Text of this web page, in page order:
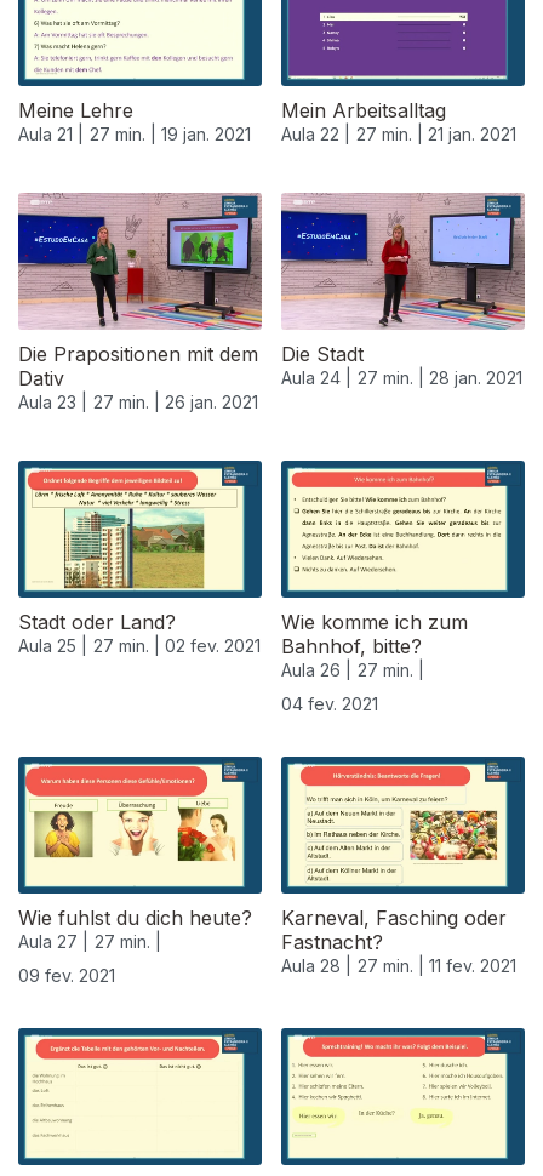
Meine Lehre
Aula 21 | 27 min. | 19 jan. 2021
Mein Arbeitsalltag
Aula 22 | 27 min. | 21 jan. 2021
Die Prapositionen mit dem
Dativ
Aula 23 | 27 min. | 26 jan. 2021
Die Stadt
Aula 24 | 27 min. | 28 jan. 2021
520671
Stadt oder Land?
Aula 25 | 27 min. | 02 fev. 2021
Wie komme ich zum
Bahnhof, bitte?
Aula 26 |
27 min. |
04 fev. 2021
Wie fuhlst du dich heute?
Aula 27 |
27 min. |
09 fev. 2021
Karneval, Fasching oder
Fastnacht?
Aula 28 | 27 min. | 11 fev. 2021